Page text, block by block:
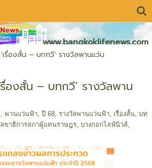
www.bangkoklifenews.com
เรื่องสั้น – บทกวี’ รางวัลพานแว่น
รื่องสั้น – บทกวี’ รางวัลพาน
พานแว่นฟ้า ปี 68, รางวัลพานแว่นฟ้า เรื่องสั้น, บท
ลขาธิการสภาผู้แทนราษฎร, บางกอกไลฟ์นิวส์,